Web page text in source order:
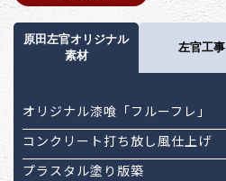
原田左官オリジナル
素材
左官工事
オリジナル漆喰「フルーフレ」
コンクリート打ち放し風仕上げ
プラスタル塗り版築